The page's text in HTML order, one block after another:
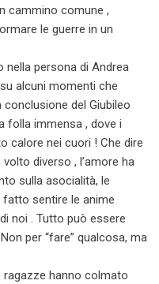
cammino comune ,
le guerre in un
nella persona di Andrea
alcuni momenti che
del Giubileo
folla immensa , dove i
calore nei cuori ! Che dire
diverso , l’amore ha
sulla asocialità, le
sentire le anime
noi . Tutto può essere
per “fare” qualcosa, ma
ragazze hanno colmato